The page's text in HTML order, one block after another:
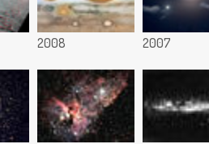
2008 2007